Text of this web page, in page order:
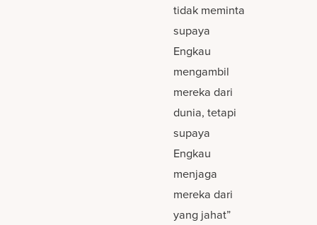
tidak meminta
supaya
Engkau
mengambil
mereka dari
dunia, tetapi
supaya
Engkau
menjaga
mereka dari
yang jahat”